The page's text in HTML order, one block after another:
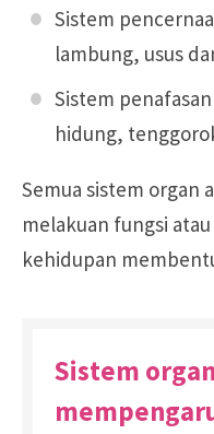
Sistem
lambung, usus
Sistem
hidung,
Semua sistem organ
melakuan fungsi
kehidupan
Sistem